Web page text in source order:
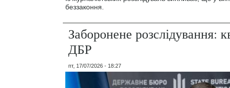
беззаконня.
Заборонене розслідування:
ДБР
пт, 17/07/2026 - 18:27